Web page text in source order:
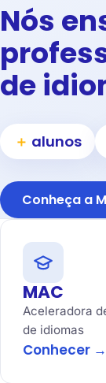
Nós
de
＋ alunos
Conheça a
MAC
Aceleradora
de idiomas
Conhecer →